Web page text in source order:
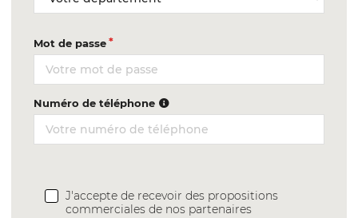
Mot de passe
Numéro de téléphone
J'accepte de recevoir des propositions
commerciales de nos partenaires